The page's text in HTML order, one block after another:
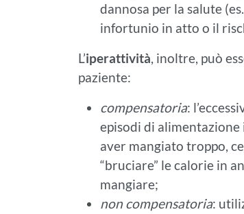
dannosa per la salute
infortunio in atto o il
L’iperattività, inoltre, può
paziente:
compensatoria:
episodi di alimentazione
aver mangiato troppo,
“bruciare” le calorie in
mangiare;
non compensatoria: